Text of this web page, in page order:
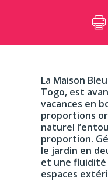
La Maison
Togo, est
vacances en
proportions
naturel
proportion.
le jardin en
et une
espaces